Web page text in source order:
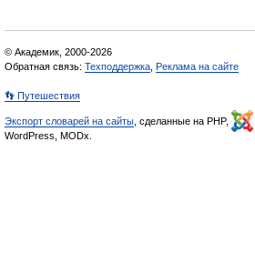
© Академик, 2000-2026
Обратная связь: Техподдержка Реклама на сайте
👣 Путешествия
Экспорт словарей на сайты , сделанные на PHP,
WordPress, MODx.